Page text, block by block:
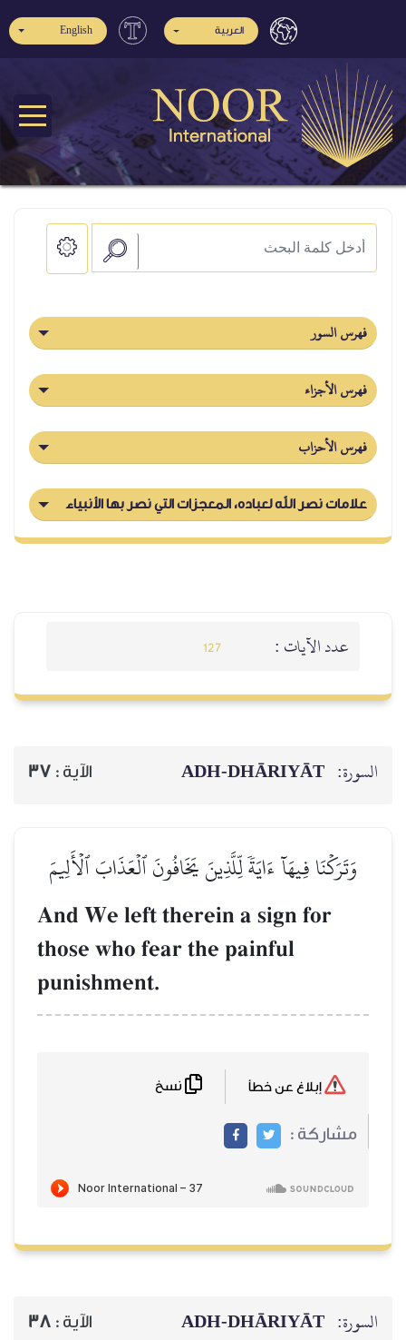
العربية English
فهرس السور
فهرس الأجزاء
فهرس الأحزاب
علامات نصر الله لعباده، المعجزات التي نصر بها الأنبياء
عدد الآيات : 127
السورة: ADH-DHĀRIYĀT الآية : 37
وَتَرَكۡنَا فِيهَآ ءَايَةٗ لِّلَّذِينَ يَخَافُونَ ٱلۡعَذَابَ ٱلۡأَلِيمَ
And We left therein a sign for
those who fear the painful
punishment.
مشاركة :
السورة: ADH-DHĀRIYĀT الآية : 38